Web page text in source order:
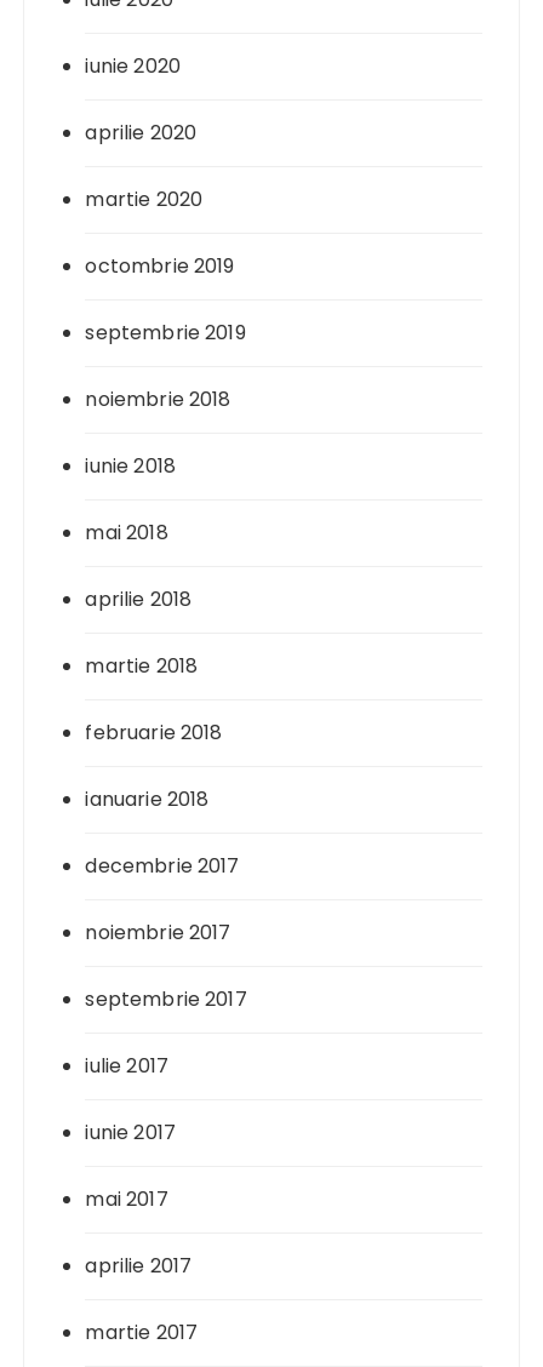
iunie 2020
aprilie 2020
martie 2020
octombrie 2019
septembrie 2019
noiembrie 2018
iunie 2018
mai 2018
aprilie 2018
martie 2018
februarie 2018
ianuarie 2018
decembrie 2017
noiembrie 2017
septembrie 2017
iulie 2017
iunie 2017
mai 2017
aprilie 2017
martie 2017